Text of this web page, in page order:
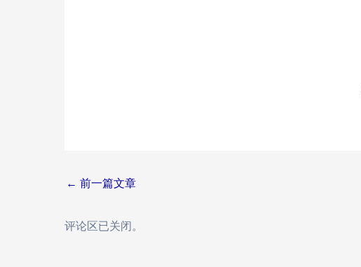
Post
← 前一篇文章
评论区已关闭。